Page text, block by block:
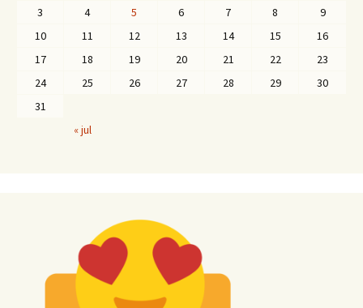
3
4 5 6 7 8
9
10
11 12 13 14 15
16
17
18 19 20 21 22
23
24
25 26 27 28 29
30
31
« jul